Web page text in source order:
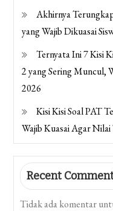
Akhirnya
yang Wajib Dikuasai
Ternyata Ini 7 Kisi
2 yang Sering Muncul,
2026
Kisi Kisi Soal PAT
Wajib Kuasai Agar
Recent
Tidak ada komentar